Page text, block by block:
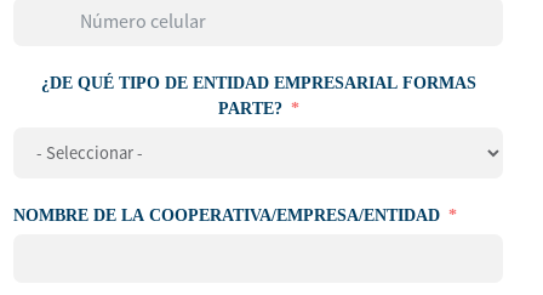
¿DE QUÉ TIPO DE ENTIDAD EMPRESARIAL FORMAS
PARTE?
NOMBRE DE LA COOPERATIVA/EMPRESA/ENTIDAD